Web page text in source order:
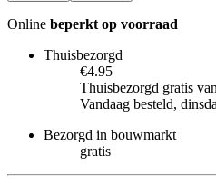
Online beperkt op voorraad
Thuisbezorgd
€4.95
Thuisbezorgd gratis
Vandaag besteld,
Bezorgd in bouwmarkt
gratis